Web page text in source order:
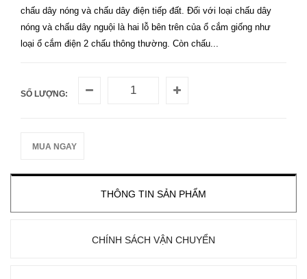
chấu dây nóng và chấu dây điện tiếp đất. Đối với loại chấu dây
nóng và chấu dây nguội là hai lỗ bên trên của ổ cắm giống như
loại ổ cắm điện 2 chấu thông thường. Còn chấu...
SỐ LƯỢNG:
MUA NGAY
THÔNG TIN SẢN PHẨM
CHÍNH SÁCH VẬN CHUYỂN